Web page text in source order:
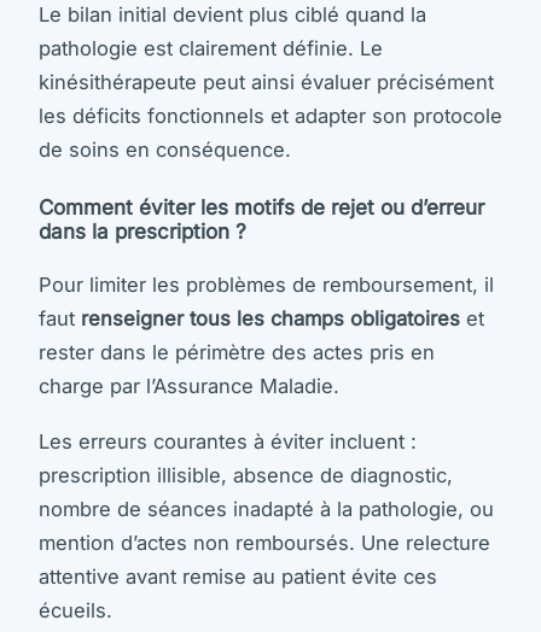
Le bilan initial devient plus ciblé quand la
pathologie est clairement définie. Le
kinésithérapeute peut ainsi évaluer précisément
les déficits fonctionnels et adapter son protocole
de soins en conséquence.
Comment éviter les motifs de rejet ou d’erreur
dans la prescription ?
Pour limiter les problèmes de remboursement, il
faut renseigner tous les champs obligatoires et
rester dans le périmètre des actes pris en
charge par l’Assurance Maladie.
Les erreurs courantes à éviter incluent :
prescription illisible, absence de diagnostic,
nombre de séances inadapté à la pathologie, ou
mention d’actes non remboursés. Une relecture
attentive avant remise au patient évite ces
écueils.